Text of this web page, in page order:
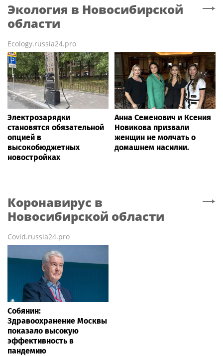
Экология в Новосибирской
области
Ecology.russia24.pro
Электрозарядки
становятся обязательной
опцией в
высокобюджетных
новостройках
Анна Семенович и Ксения
Новикова призвали
женщин не молчать о
домашнем насилии.
Коронавирус в
Новосибирской области
Covid.russia24.pro
Собянин:
Здравоохранение Москвы
показало высокую
эффективность в
пандемию